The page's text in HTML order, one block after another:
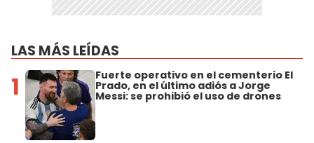
LAS MÁS LEÍDAS
1 Fuerte operativo en el cementerio El
Prado, en el último adiós a Jorge
Messi: se prohibió el uso de drones